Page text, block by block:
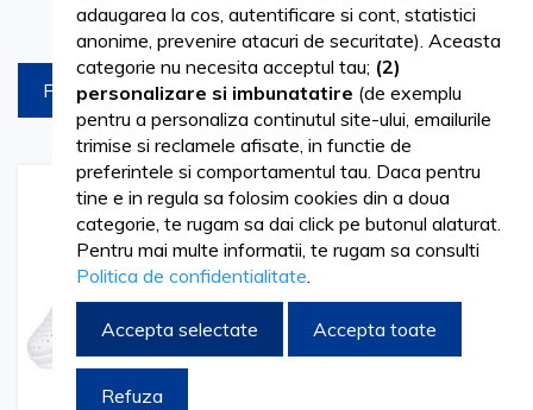
piele, pot fi utilizati de medici, asistente, farmaciste si nu
numai, reprezentand o alegere inteligenta datorita
confortului sporit pe care il ofera, chiar si dupa mai multe
ore de purtat. Talpa este rezistenta si moale in acelasi
timp - aspect esential pentru cei care petrec ore intregi in
picioare sau care sunt implicati in activitati care necesita
multa miscare.
Sabotii medicali din piele de inalta calitate rezista uzurii,
pastrandu-si aspectul o perioada indelungata. Astfel,
asemenea costumului medical unisex
Produse pe pagina
FILTREAZA
Adaugati
la
Lista
de
Dorinte
Adaugati
pentru
comparare
la
Lista
Dorinte
adaugarea la cos, autentificare si cont, statistici
anonime, prevenire atacuri de securitate). Aceasta
categorie nu necesita acceptul tau; (2)
personalizare si imbunatatire (de exemplu
pentru a personaliza continutul site-ului, emailurile
trimise si reclamele afisate, in functie de
preferintele si comportamentul tau. Daca pentru
tine e in regula sa folosim cookies din a doua
categorie, te rugam sa dai click pe butonul alaturat.
Pentru mai multe informatii, te rugam sa consulti
Politica de confidentialitate.
Accepta selectate Accepta toate
Refuza